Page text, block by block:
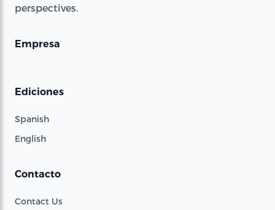
perspectives.
Empresa
Ediciones
Spanish
English
Contacto
Contact Us